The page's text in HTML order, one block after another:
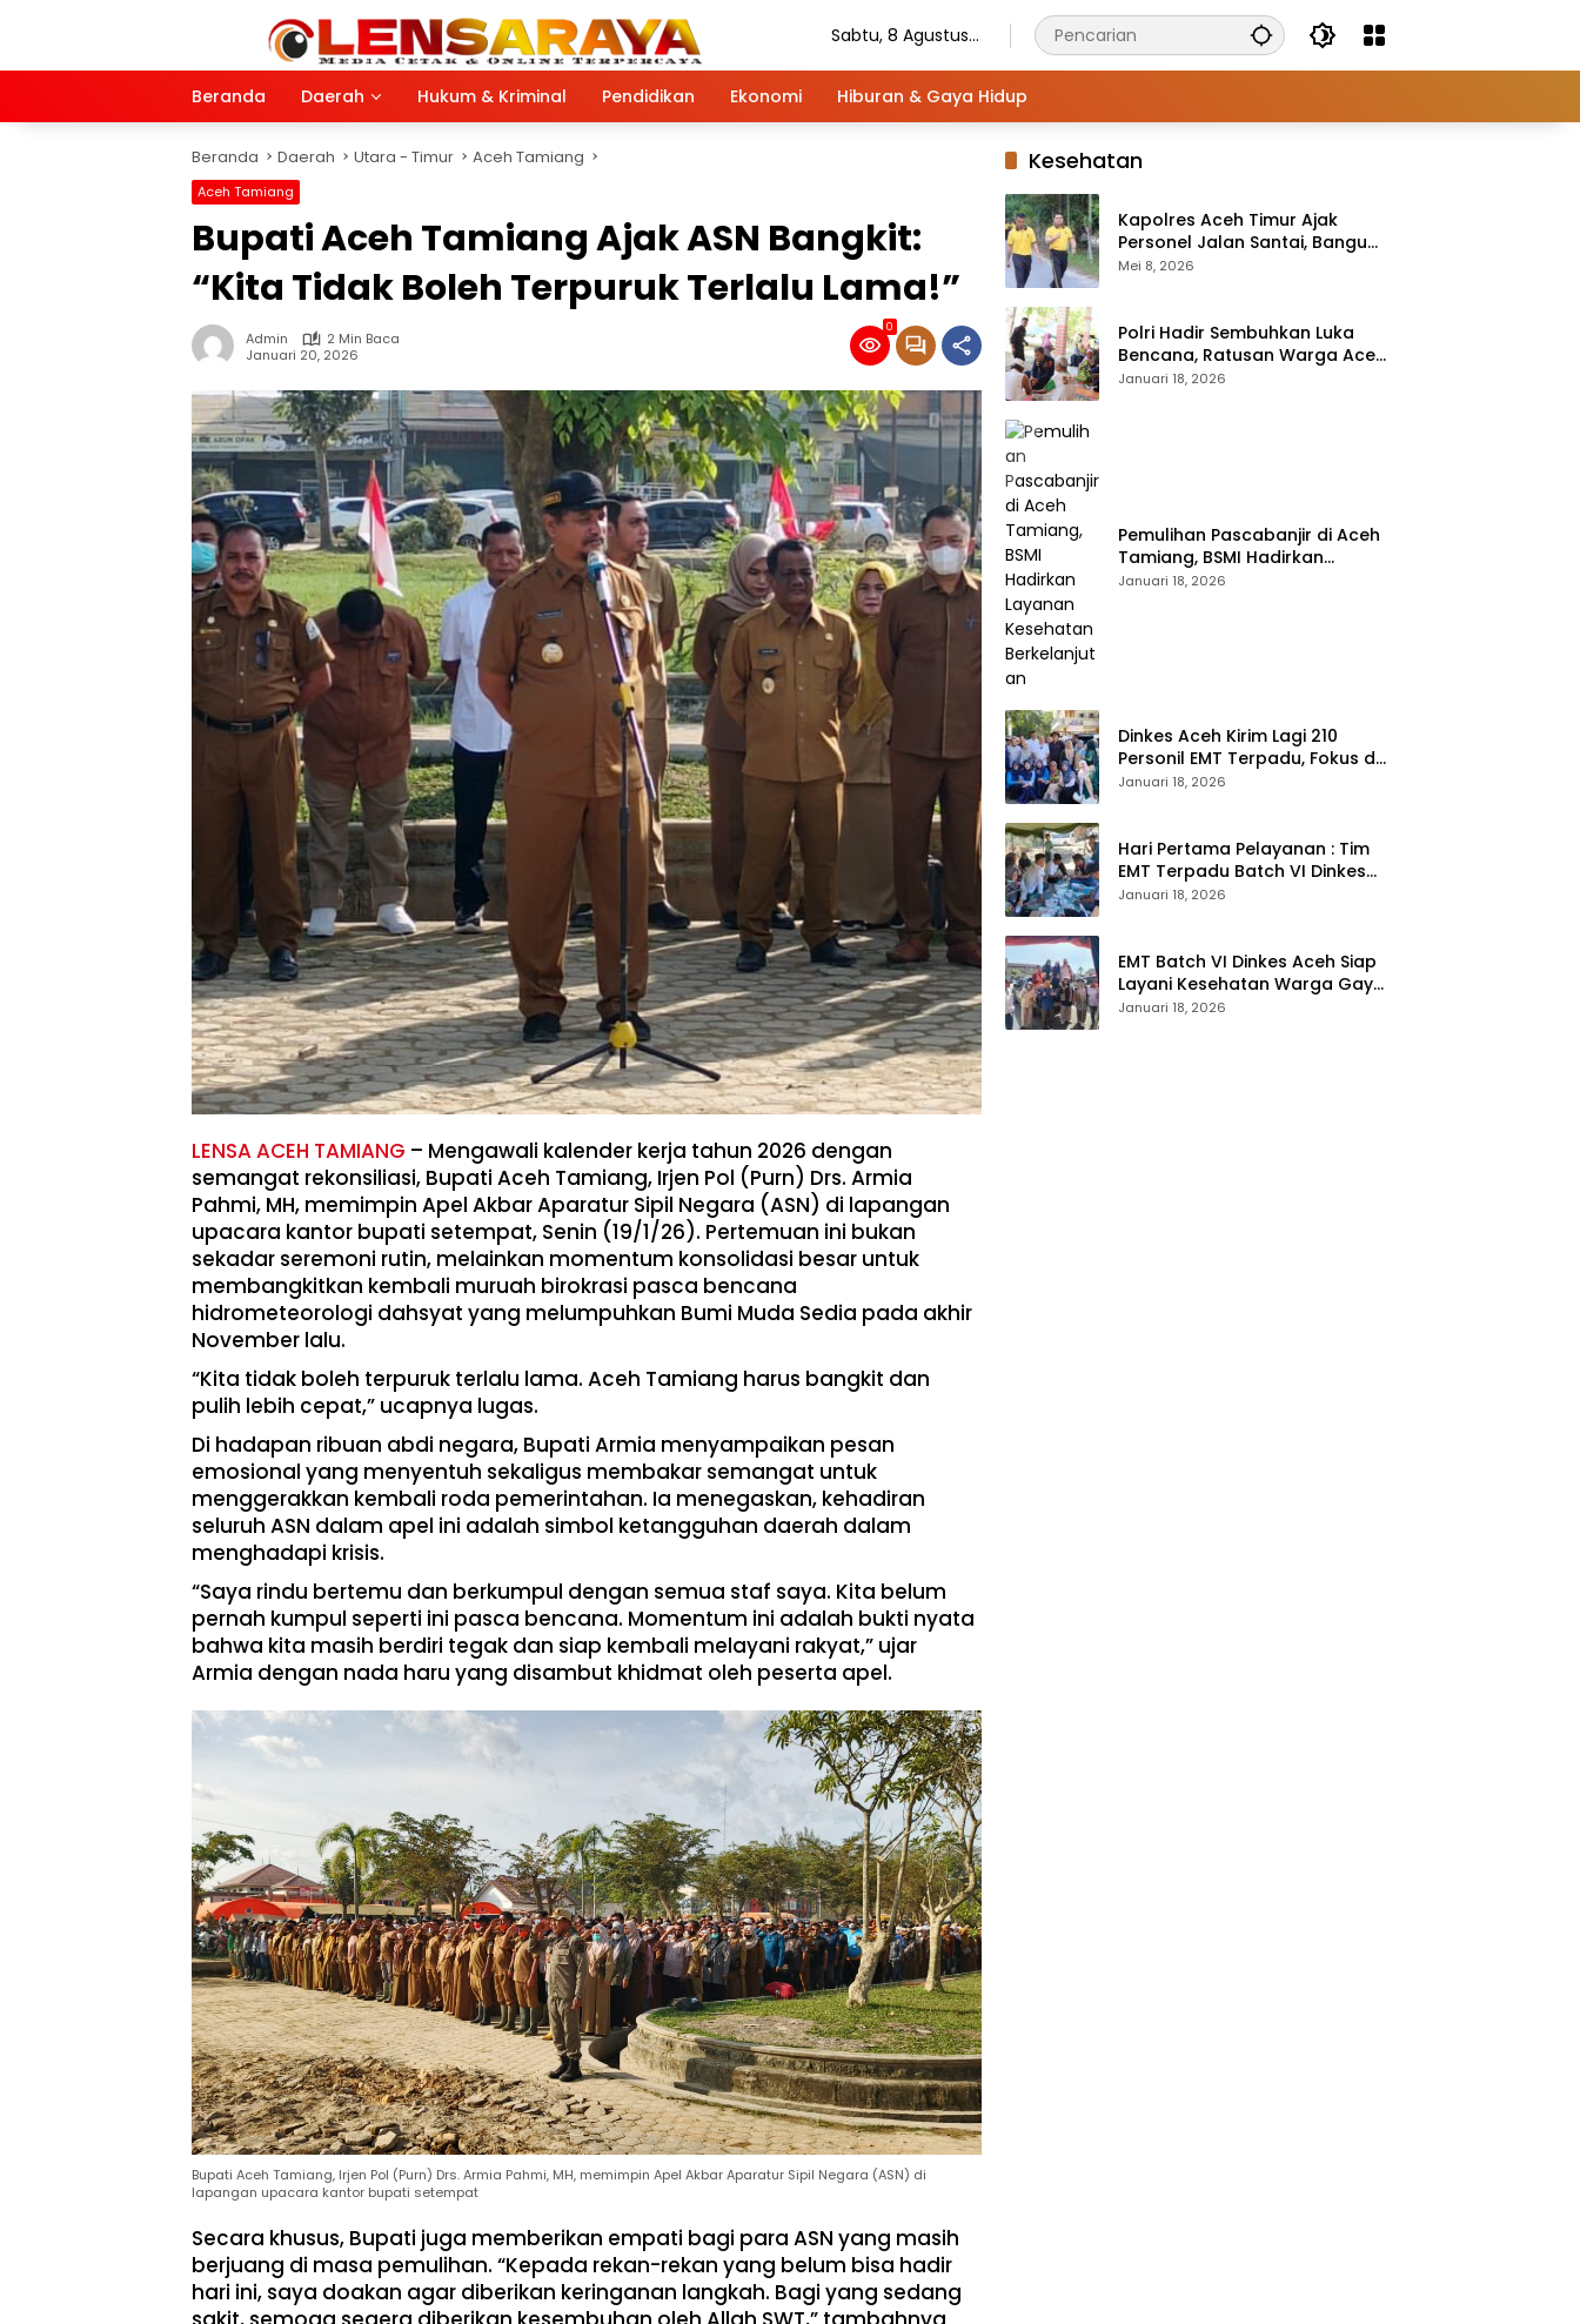
Sabtu, 8 Agustus
Beranda
Daerah Hukum & Kriminal Pendidikan Ekonomi Hiburan & Gaya Hidup
Beranda Daerah Utara - Timur Aceh Tamiang
Aceh Tamiang
Bupati Aceh Tamiang Ajak ASN Bangkit:
“Kita Tidak Boleh Terpuruk Terlalu Lama!”
Admin
2 Min Baca
Januari 20, 2026
0
LENSA ACEH TAMIANG – Mengawali kalender kerja tahun 2026 dengan
semangat rekonsiliasi, Bupati Aceh Tamiang, Irjen Pol (Purn) Drs. Armia
Pahmi, MH, memimpin Apel Akbar Aparatur Sipil Negara (ASN) di lapangan
upacara kantor bupati setempat, Senin (19/1/26). Pertemuan ini bukan
sekadar seremoni rutin, melainkan momentum konsolidasi besar untuk
membangkitkan kembali muruah birokrasi pasca bencana
hidrometeorologi dahsyat yang melumpuhkan Bumi Muda Sedia pada akhir
November lalu.
“Kita tidak boleh terpuruk terlalu lama. Aceh Tamiang harus bangkit dan
pulih lebih cepat,” ucapnya lugas.
​Di hadapan ribuan abdi negara, Bupati Armia menyampaikan pesan
emosional yang menyentuh sekaligus membakar semangat untuk
menggerakkan kembali roda pemerintahan. Ia menegaskan, kehadiran
seluruh ASN dalam apel ini adalah simbol ketangguhan daerah dalam
menghadapi krisis.
​“Saya rindu bertemu dan berkumpul dengan semua staf saya. Kita belum
pernah kumpul seperti ini pasca bencana. Momentum ini adalah bukti nyata
bahwa kita masih berdiri tegak dan siap kembali melayani rakyat,” ujar
Armia dengan nada haru yang disambut khidmat oleh peserta apel.
Bupati Aceh Tamiang, Irjen Pol (Purn) Drs. Armia Pahmi, MH, memimpin Apel Akbar Aparatur Sipil Negara (ASN) di
lapangan upacara kantor bupati setempat
​Secara khusus, Bupati juga memberikan empati bagi para ASN yang masih
berjuang di masa pemulihan. “Kepada rekan-rekan yang belum bisa hadir
hari ini, saya doakan agar diberikan keringanan langkah. Bagi yang sedang
Kesehatan
Kapolres Aceh Timur Ajak
Personel Jalan Santai, Bangun
Semangat Sehat dan Solid
Mei 8, 2026
Polri Hadir Sembuhkan Luka
Bencana, Ratusan Warga Aceh
Tengah Terlayani Bakti
Januari 18, 2026
Pemulihan Pascabanjir di Aceh
Tamiang, BSMI Hadirkan
Layanan Kesehatan
Januari 18, 2026
Dinkes Aceh Kirim Lagi 210
Personil EMT Terpadu, Fokus di
Tujuh Kabupaten
Januari 18, 2026
Hari Pertama Pelayanan : Tim
EMT Terpadu Batch VI Dinkes
Aceh Jangkau Wilayah
Januari 18, 2026
EMT Batch VI Dinkes Aceh Siap
Layani Kesehatan Warga Gayo
Lues, Ini Lokasi Yang Akan
Januari 18, 2026